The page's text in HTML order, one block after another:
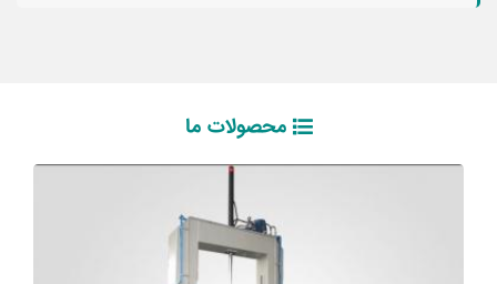
محصولات ما